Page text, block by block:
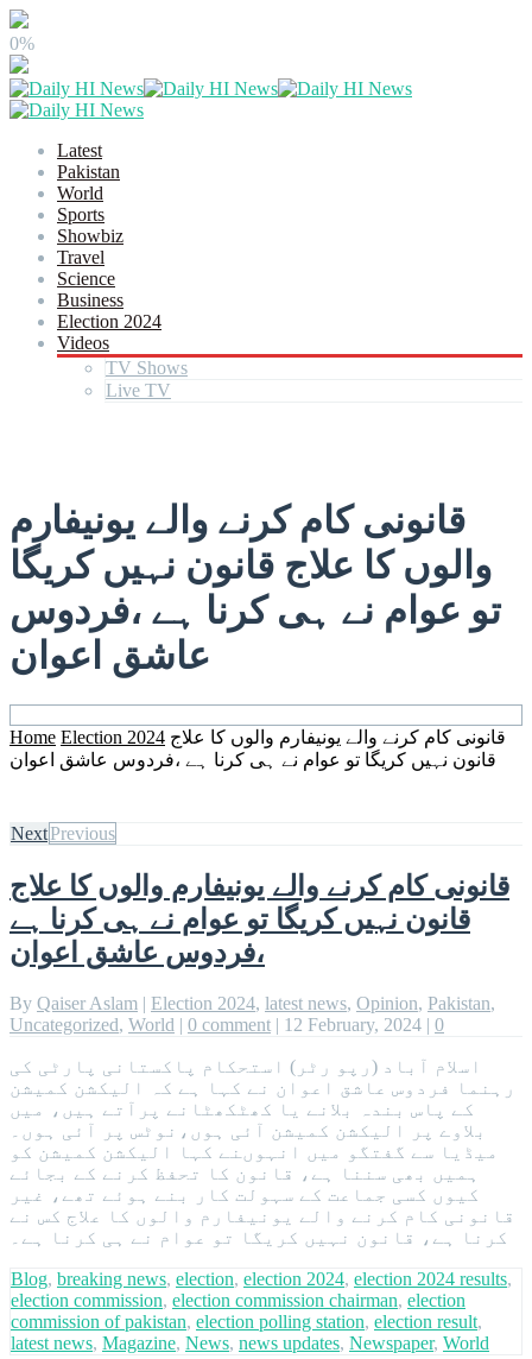
0%
Latest
Pakistan
World
Sports
Showbiz
Travel
Science
Business
Election 2024
Videos
TV Shows
Live TV
قانونی کام کرنے والے یونیفارم
والوں کا علاج قانون نہیں کریگا
تو عوام نے ہی کرنا ہے ،فردوس
عاشق اعوان
Home Election 2024 قانونی کام کرنے والے یونیفارم والوں کا علاج
قانون نہیں کریگا تو عوام نے ہی کرنا ہے ،فردوس عاشق اعوان
NextPrevious
قانونی کام کرنے والے یونیفارم والوں کا علاج
قانون نہیں کریگا تو عوام نے ہی کرنا ہے
،فردوس عاشق اعوان
By Qaiser Aslam | Election 2024, latest news, Opinion, Pakistan,
Uncategorized, World | 0 comment | 12 February, 2024 | 0
اسلام آباد (رپو رٹر) استحکام پاکستانی پارٹی کی
رہنما فردوس عاشق اعوان نے کہا ہے کہ الیکشن کمیشن
کے پاس بندہ بلانے یا کھٹکھٹانے پرآتے ہیں، میں
بلاوے پر الیکشن کمیشن آئی ہوں،نوٹس پر آئی ہوں۔
میڈیا سے گفتگو میں انہوںنے کہا الیکشن کمیشن کو
ہمیں بھی سننا ہے، قانون کا تحفظ کرنے کے بجائے
کیوں کسی جماعت کے سہولت کار بنے ہوئے تھے، غیر
قانونی کام کرنے والے یونیفارم والوں کا علاج کس نے
کرنا ہے، قانون نہیں کریگا تو عوام نے ہی کرنا ہے۔
Blog, breaking news, election, election 2024, election 2024 results,
election commission, election commission chairman, election
commission of pakistan, election polling station, election result,
latest news, Magazine, News, news updates, Newspaper, World